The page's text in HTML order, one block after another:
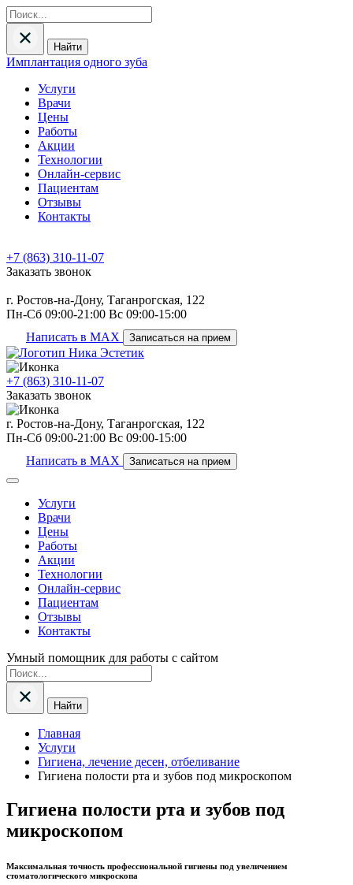
Найти
Имплантация одного зуба
Услуги
Врачи
Цены
Работы
Акции
Технологии
Онлайн-сервис
Пациентам
Отзывы
Контакты
+7 (863) 310-11-07
Заказать звонок
г. Ростов-на-Дону, Таганрогская, 122
Пн-Сб 09:00-21:00 Вс 09:00-15:00
Написать в MAX
Записаться на прием
+7 (863) 310-11-07
Заказать звонок
г. Ростов-на-Дону, Таганрогская, 122
Пн-Сб 09:00-21:00 Вс 09:00-15:00
Написать в MAX
Записаться на прием
Услуги
Врачи
Цены
Работы
Акции
Технологии
Онлайн-сервис
Пациентам
Отзывы
Контакты
Умный помощник для работы с сайтом
Найти
Главная
Услуги
Гигиена, лечение десен, отбеливание
Гигиена полости рта и зубов под микроскопом
Гигиена полости рта и зубов под
микроскопом
Максимальная точность профессиональной гигиены под увеличением
стоматологического микроскопа